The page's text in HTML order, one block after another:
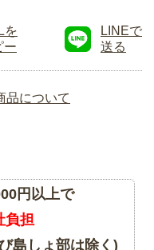
を
ー
LINEで
送る
品について
円以上で
負担
島しょ部は除く)